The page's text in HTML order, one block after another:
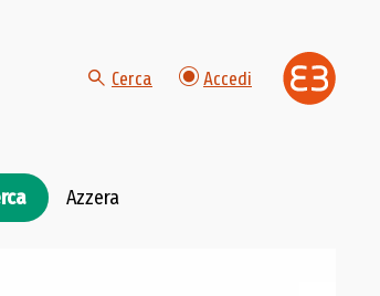
Cerca Accedi
Azzera